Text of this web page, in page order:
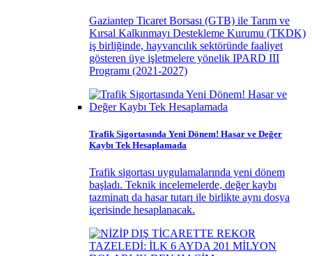
Gaziantep Ticaret Borsası (GTB) ile Tarım ve
Kırsal Kalkınmayı Destekleme Kurumu (TKDK)
iş birliğinde, hayvancılık sektöründe faaliyet
gösteren üye işletmelere yönelik IPARD III
Programı (2021-2027)
Trafik Sigortasında Yeni Dönem! Hasar ve Değer
Kaybı Tek Hesaplamada
Trafik sigortası uygulamalarında yeni dönem
başladı. Teknik incelemelerde, değer kaybı
tazminatı da hasar tutarı ile birlikte aynı dosya
içerisinde hesaplanacak.